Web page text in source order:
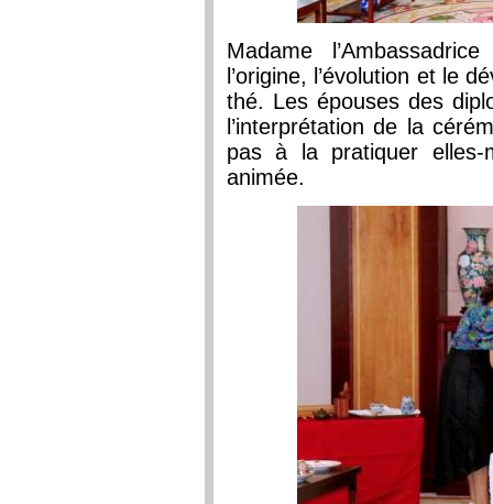
Madame
l’origine, l’évolution et le
thé. Les épouses des
l’interprétation de la
pas à la pratiquer elles-
animée.